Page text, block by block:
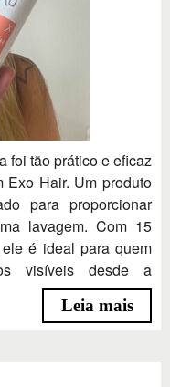
foi tão prático e eficaz
Hair. Um produto
para proporcionar
lavagem. Com 15
é ideal para quem
visíveis desde a
Leia mais